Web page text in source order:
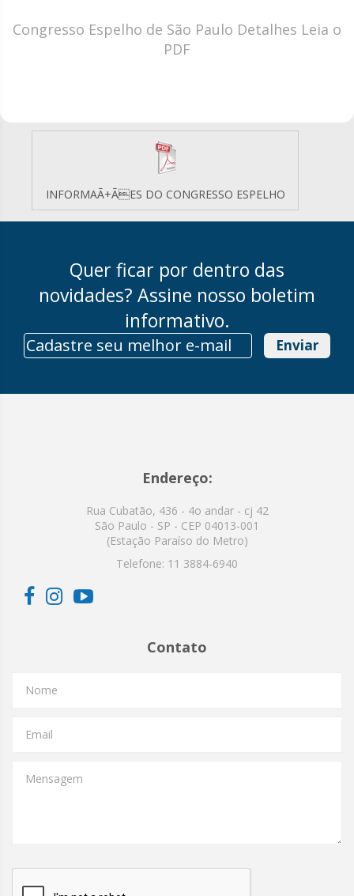
Congresso Espelho de São Paulo Detalhes Leia o
PDF
INFORMAÃ+ÃES DO CONGRESSO ESPELHO
Quer ficar por dentro das
novidades? Assine nosso boletim
informativo.
Enviar
Endereço:
Rua Cubatão, 436 - 4o andar - cj 42
São Paulo - SP - CEP 04013-001
(Estação Paraíso do Metro)
Telefone: 11 3884-6940
Contato
Nome
Email
Mensagem